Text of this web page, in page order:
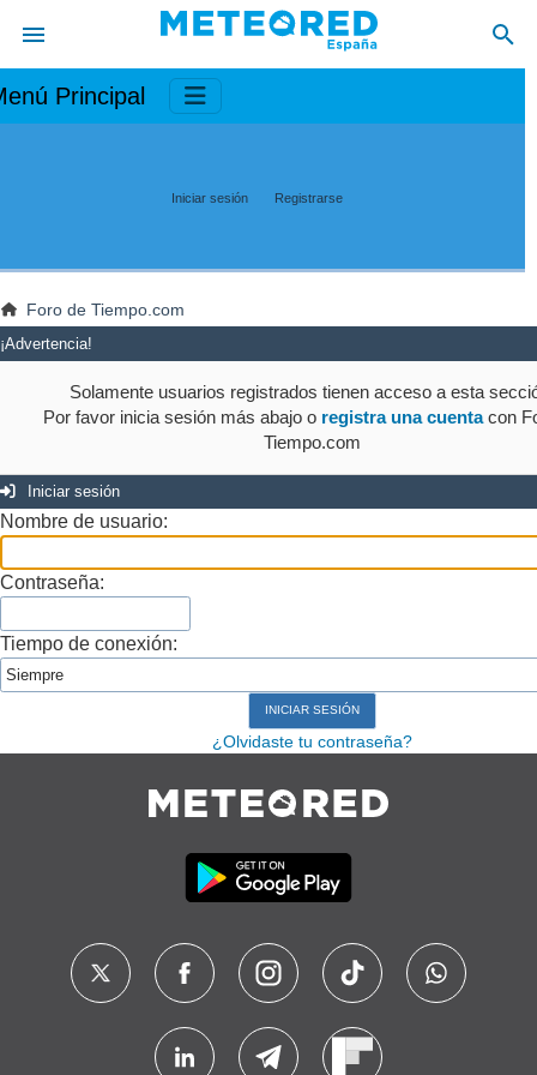
Principal
Iniciar sesión Registrarse
Foro de Tiempo.com
¡Advertencia!
Solamente usuarios registrados tienen acceso a esta
Por favor inicia sesión más abajo o registra una cuentacon
Tiempo.com
Iniciar sesión
Nombre de usuario:
Contraseña:
Tiempo de conexión:
¿Olvidaste tu contraseña?